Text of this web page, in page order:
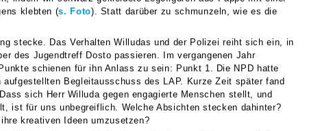
klebten (s. Foto). Statt darüber zu schmunzeln, wie es die
stecke. Das Verhalten Willudas und der Polizei reiht sich ein, in
des Jugendtreff Dosto passieren. Im vergangenen Jahr
schienen für ihn Anlass zu sein: Punkt 1. Die NPD hatte
Begleitausschuss des LAP. Kurze Zeit später fand
sich Herr Willuda gegen engagierte Menschen stellt, und
ist für uns unbegreiflich. Welche Absichten stecken dahinter?
kreativen Ideen umzusetzen?